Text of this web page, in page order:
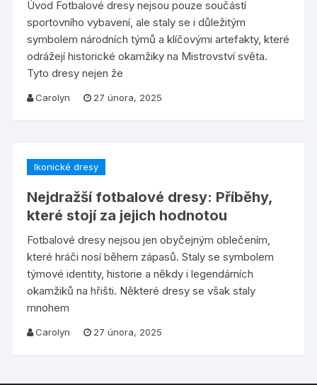
Úvod Fotbalové dresy nejsou pouze součástí
sportovního vybavení, ale staly se i důležitým
symbolem národních týmů a klíčovými artefakty, které
odrážejí historické okamžiky na Mistrovství světa.
Tyto dresy nejen že
Carolyn 27 února, 2025
Ikonické dresy
Nejdražší fotbalové dresy: Příběhy,
které stojí za jejich hodnotou
Fotbalové dresy nejsou jen obyčejným oblečením,
které hráči nosí během zápasů. Staly se symbolem
týmové identity, historie a někdy i legendárních
okamžiků na hřišti. Některé dresy se však staly
mnohem
Carolyn 27 února, 2025